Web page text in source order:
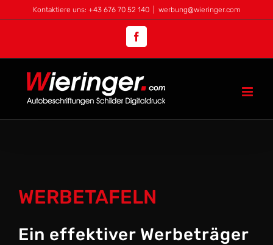
Kontaktiere uns: +43 676 70 52 140 werbung@wieringer.com
Facebook
WERBETAFELN
Ein effektiver Werbeträger